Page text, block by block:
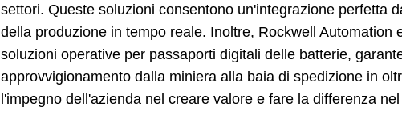
settori. Queste soluzioni consentono un'integrazione perfetta
della produzione in tempo reale. Inoltre, Rockwell
soluzioni operative per passaporti digitali delle batterie,
approvvigionamento dalla miniera alla baia di spedizione in
l'impegno dell'azienda nel creare valore e fare la differenza